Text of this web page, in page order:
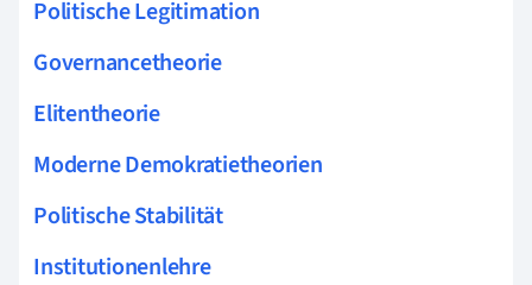
Politische Legitimation
Governancetheorie
Elitentheorie
Moderne Demokratietheorien
Politische Stabilität
Institutionenlehre